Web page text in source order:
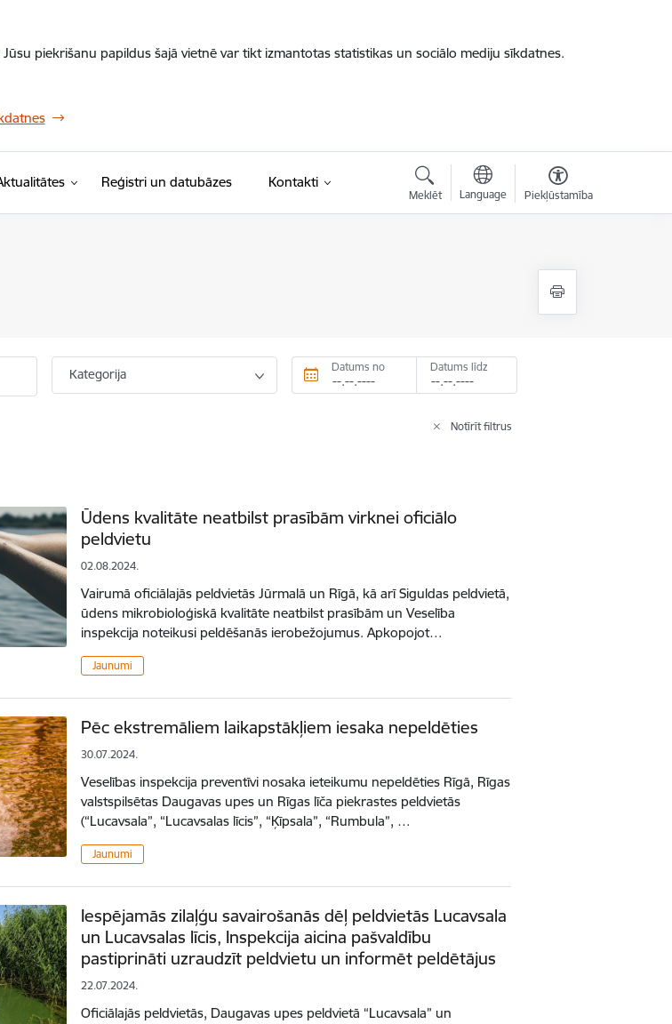
piekrišanu papildus šajā vietnē var tikt izmantotas statistikas un sociālo mediju sīkdatnes.
Reģistri un datubāzes Kontakti
Meklēt Language Piekļūstamība
Kategorija Datums no Datums līdz
Notīrīt filtrus
Ūdens kvalitāte neatbilst prasībām virknei oficiālo
peldvietu
02.08.2024.
Vairumā oficiālajās peldvietās Jūrmalā un Rīgā, kā arī Siguldas peldvietā,
ūdens mikrobioloģiskā kvalitāte neatbilst prasībām un Veselība
inspekcija noteikusi peldēšanās ierobežojumus. Apkopojot…
Jaunumi
Pēc ekstremāliem laikapstākļiem iesaka nepeldēties
30.07.2024.
Veselības inspekcija preventīvi nosaka ieteikumu nepeldēties Rīgā, Rīgas
valstspilsētas Daugavas upes un Rīgas līča piekrastes peldvietās
(“Lucavsala”, “Lucavsalas līcis”, “Ķīpsala”, “Rumbula”, …
Jaunumi
Iespējamās zilaļģu savairošanās dēļ peldvietās Lucavsala
un Lucavsalas līcis, Inspekcija aicina pašvaldību
pastiprināti uzraudzīt peldvietu un informēt peldētājus
22.07.2024.
Oficiālajās peldvietās, Daugavas upes peldvietā “Lucavsala” un